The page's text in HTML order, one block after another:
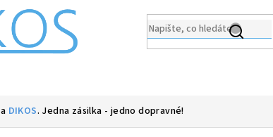
a DIKOS. Jedna zásilka - jedno dopravné!